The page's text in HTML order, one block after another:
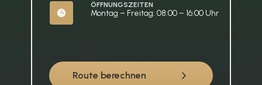
Route berechnen
ÖFFNUNGSZEITEN
Montag – Freitag: 08:00 – 16:00 Uhr